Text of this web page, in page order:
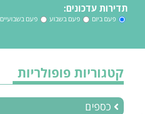
תדירות עדכונים:
פעם ביום פעם בשבוע פעם בשבועיים
קטגוריות פופולריות
כספים